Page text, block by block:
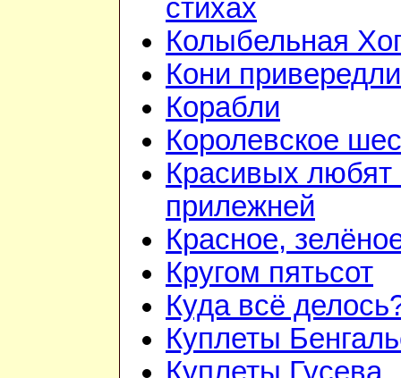
стихах
Колыбельная
Кони
Корабли
Королевское
Красивых
прилежней
Красное,
Кругом пятьсот
Куда всё
Куплеты